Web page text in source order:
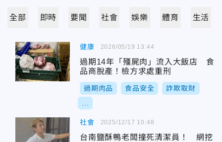
全部 即時 要聞 社會 娛樂 體育 生活
健康
過期14年「殭屍肉」流入大飯店 食
品商脫產！檢方求處重刑
過期肉品 食品安全 詐欺取財
2026/05/19 13:44
社會
台南鹽酥鴨老闆撞死清潔員！ 網挖
2025/12/17 10:48